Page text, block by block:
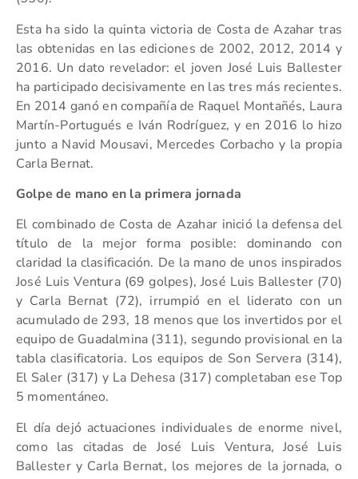
Esta ha sido la quinta victoria de Costa de Azahar tras
las obtenidas en las ediciones de 2002, 2012, 2014 y
2016. Un dato revelador: el joven José Luis Ballester
ha participado decisivamente en las tres más recientes.
En 2014 ganó en compañía de Raquel Montañés, Laura
Martín-Portugués e Iván Rodríguez, y en 2016 lo hizo
junto a Navid Mousavi, Mercedes Corbacho y la propia
Carla Bernat.
Golpe de mano en la primera jornada
El combinado de Costa de Azahar inició la defensa del
título de la mejor forma posible: dominando con
claridad la clasificación. De la mano de unos inspirados
José Luis Ventura (69 golpes), José Luis Ballester (70)
y Carla Bernat (72), irrumpió en el liderato con un
acumulado de 293, 18 menos que los invertidos por el
equipo de Guadalmina (311), segundo provisional en la
tabla clasificatoria. Los equipos de Son Servera (314),
El Saler (317) y La Dehesa (317) completaban ese Top
5 momentáneo.
El día dejó actuaciones individuales de enorme nivel,
como las citadas de José Luis Ventura, José Luis
Ballester y Carla Bernat, los mejores de la jornada, o